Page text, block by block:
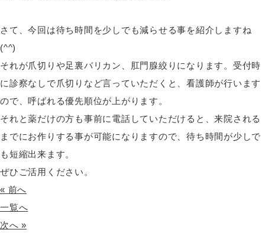
さて、今回は待ち時間を少しでも減らせる事を紹介しますね
(^^)
それが爪切りや足裏バリカン、肛門腺絞りになります。受付時
に診察なしで爪切りなど言っていただくと、看護師が行います
ので、呼ばれる優先順位が上がります。
それと薬だけの方も事前に電話していただけると、来院される
までにお作りする事が可能になりますので、待ち時間が少しで
も短縮出来ます。
ぜひご活用ください。
« 前へ
一覧へ
次へ »